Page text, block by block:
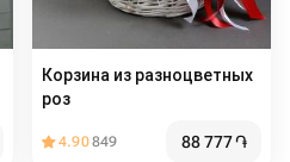
Корзина из разноцветных
роз
4.90849 88 777֏